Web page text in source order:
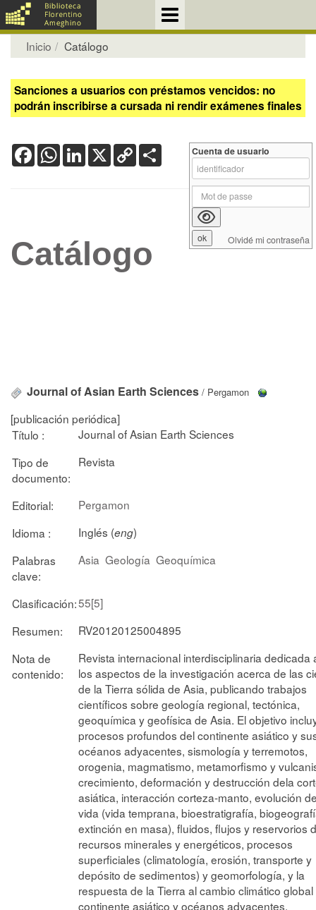
Inicio Catálogo
Sanciones a usuarios con préstamos vencidos: no
podrán inscribirse a cursada ni rendir exámenes finales
FacebookWhatsApp
LinkedIn
X Copy
Link
Catálogo
Journal of Asian Earth Sciences / Pergamon
[publicación periódica]
Título :
Journal of Asian Earth Sciences
Tipo de
documento:
Revista
Editorial:
Pergamon
Idioma :
Inglés (eng)
Palabras
clave:
Asia Geología Geoquímica
Clasificación:55[5]
Resumen:
RV20120125004895
Nota de
contenido:
Revista internacional interdisciplinaria dedicada
los aspectos de la investigación acerca de las
de la Tierra sólida de Asia, publicando trabajos
científicos sobre geología regional, tectónica,
geoquímica y geofísica de Asia. El objetivo
procesos profundos del continente asiático y
océanos adyacentes, sismología y terremotos,
orogenia, magmatismo, metamorfismo y
crecimiento, deformación y destrucción dela
asiática, interacción corteza-manto, evolución
vida (vida temprana, bioestratigrafía,
extinción en masa), fluidos, flujos y reservorios
recursos minerales y energéticos, procesos
superficiales (climatología, erosión, transporte y
depósito de sedimentos) y geomorfología, y la
respuesta de la Tierra al cambio climático
continente asiático y océanos adyacentes.
Cuenta de usuario
Olvidé mi contraseña